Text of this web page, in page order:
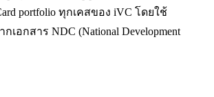
portfolio ทุกเคสของ iVC โดยใช้
เอกสาร NDC (National Development